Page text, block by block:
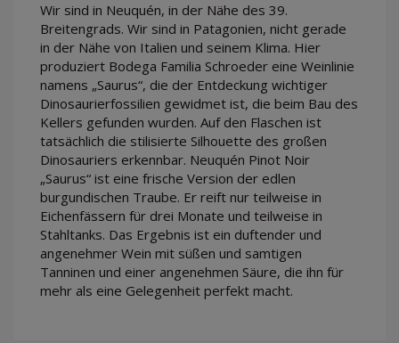
Wir sind in Neuquén, in der Nähe des 39.
Breitengrads. Wir sind in Patagonien, nicht gerade
in der Nähe von Italien und seinem Klima. Hier
produziert Bodega Familia Schroeder eine Weinlinie
namens „Saurus“, die der Entdeckung wichtiger
Dinosaurierfossilien gewidmet ist, die beim Bau des
Kellers gefunden wurden. Auf den Flaschen ist
tatsächlich die stilisierte Silhouette des großen
Dinosauriers erkennbar. Neuquén Pinot Noir
„Saurus“ ist eine frische Version der edlen
burgundischen Traube. Er reift nur teilweise in
Eichenfässern für drei Monate und teilweise in
Stahltanks. Das Ergebnis ist ein duftender und
angenehmer Wein mit süßen und samtigen
Tanninen und einer angenehmen Säure, die ihn für
mehr als eine Gelegenheit perfekt macht.